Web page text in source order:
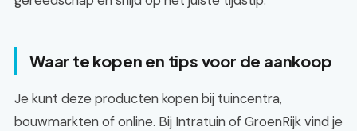
Waar te kopen en tips voor de aankoop
Je kunt deze producten kopen bij tuincentra,
bouwmarkten of online. Bij Intratuin of GroenRijk vind je